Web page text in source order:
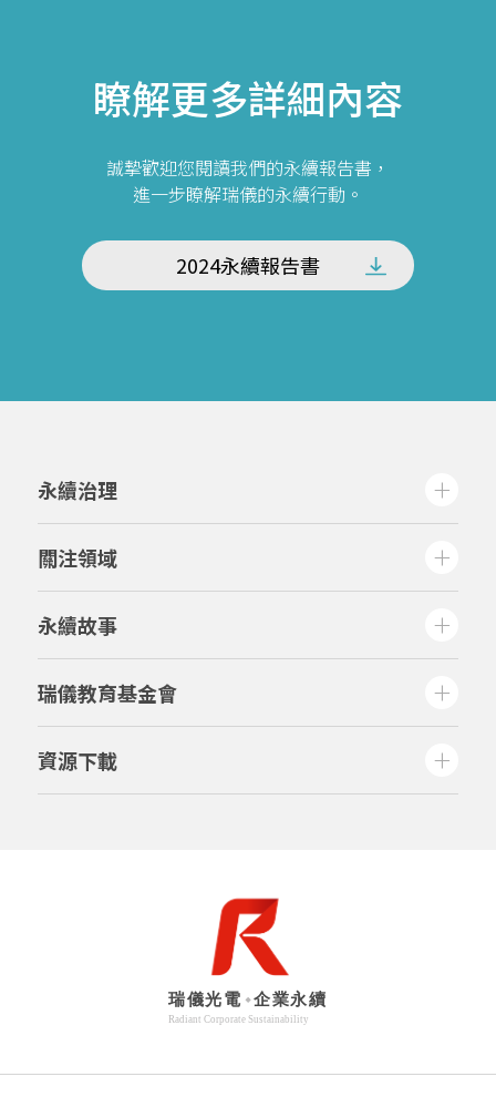
瞭解更多詳細內容
誠摯歡迎您閱讀我們的永續報告書，
進一步瞭解瑞儀的永續行動。
2024永續報告書
永續治理
關注領域
永續故事
瑞儀教育基金會
資源下載